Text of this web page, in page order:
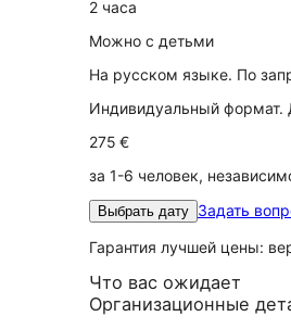
2 часа
Можно с детьми
На русском языке. По
Индивидуальный формат.
275 €
за 1-6 человек,
Выбрать дату Задать
Гарантия лучшей цены:
Что вас ожидает
Организационные